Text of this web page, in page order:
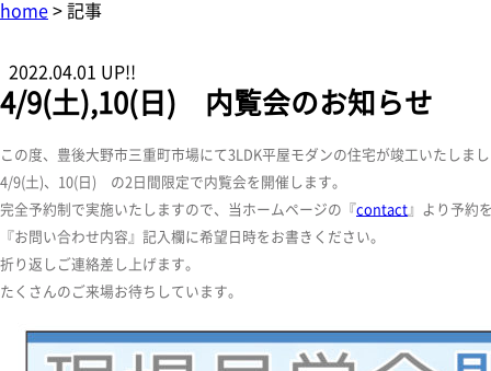
home > 記事
2022.04.01 UP!!
4/9(土),10(日) 内覧会のお知らせ
この度、豊後大野市三重町市場にて3LDK平屋モダンの住宅が竣工いたしま
4/9(土)、10(日) の2日間限定で内覧会を開催します。
完全予約制で実施いたしますので、当ホームページの『contact 』より予約
『お問い合わせ内容』記入欄に希望日時をお書きください。
折り返しご連絡差し上げます。
たくさんのご来場お待ちしています。